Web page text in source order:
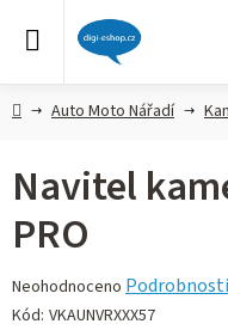
DomůAuto Moto Nářadí
Navitel
PRO
Průměrné
hodnocení
Neohodnoceno
Kód: VKAUNVRXXX57